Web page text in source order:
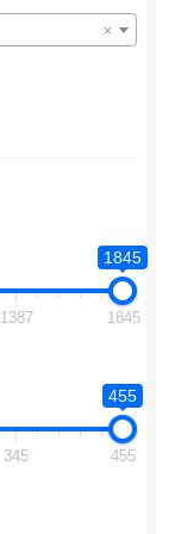
×
1845
1387 1845
455
345 455